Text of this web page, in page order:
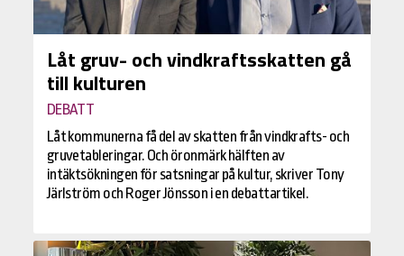
Låt gruv- och vindkraftsskatten gå
till kulturen
DEBATT
Låt kommunerna få del av skatten från vindkrafts- och
gruvetableringar. Och öronmärk hälften av
intäktsökningen för satsningar på kultur, skriver Tony
Järlström och Roger Jönsson i en debattartikel.